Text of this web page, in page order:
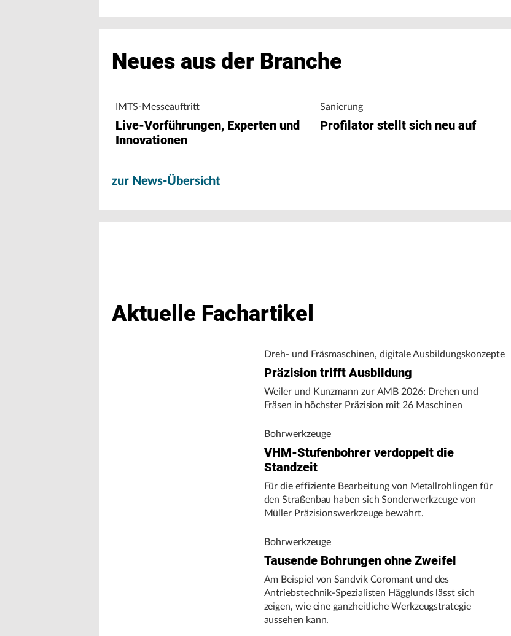
Neues aus der Branche
IMTS-Messeauftritt
Live-Vorführungen, Experten und
Innovationen
Sanierung
Profilator stellt sich neu auf
zur News-Übersicht
Aktuelle Fachartikel
Dreh- und Fräsmaschinen, digitale Ausbildungskonzepte
Präzision trifft Ausbildung
Weiler und Kunzmann zur AMB 2026: Drehen und
Fräsen in höchster Präzision mit 26 Maschinen
Bohrwerkzeuge
VHM-Stufenbohrer verdoppelt die
Standzeit
Für die effiziente Bearbeitung von Metallrohlingen für
den Straßenbau haben sich Sonderwerkzeuge von
Müller Präzisionswerkzeuge bewährt.
Bohrwerkzeuge
Tausende Bohrungen ohne Zweifel
Am Beispiel von Sandvik Coromant und des
Antriebstechnik-Spezialisten Hägglunds lässt sich
zeigen, wie eine ganzheitliche Werkzeugstrategie
aussehen kann.